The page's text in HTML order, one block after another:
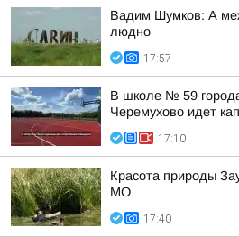
Вадим Шумков: А
людно
17:57
В школе № 59
Черемухово идет
17:10
Красота природы
МО
17:40